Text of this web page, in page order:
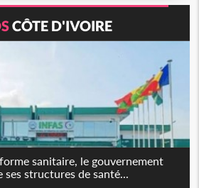
CÔTE D'IVOIRE
sanitaire, le gouvernement
ses structures de santé...